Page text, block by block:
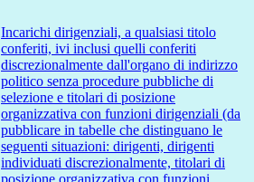
Incarichi dirigenziali, a qualsiasi titolo
conferiti, ivi inclusi quelli conferiti
discrezionalmente dall'organo di indirizzo
politico senza procedure pubbliche di
selezione e titolari di posizione
organizzativa con funzioni dirigenziali (da
pubblicare in tabelle che distinguano le
seguenti situazioni: dirigenti, dirigenti
individuati discrezionalmente, titolari di